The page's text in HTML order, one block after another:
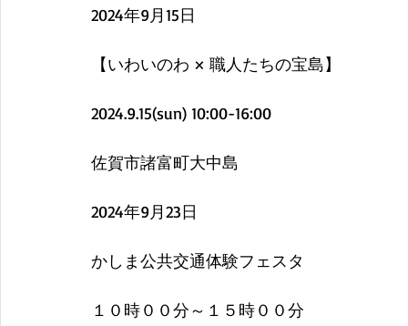
2024年9月15日
【いわいのわ × 職人たちの宝島】
2024.9.15(sun) 10:00-16:00
佐賀市諸富町大中島
2024年9月23日
かしま公共交通体験フェスタ
１０時００分～１５時００分